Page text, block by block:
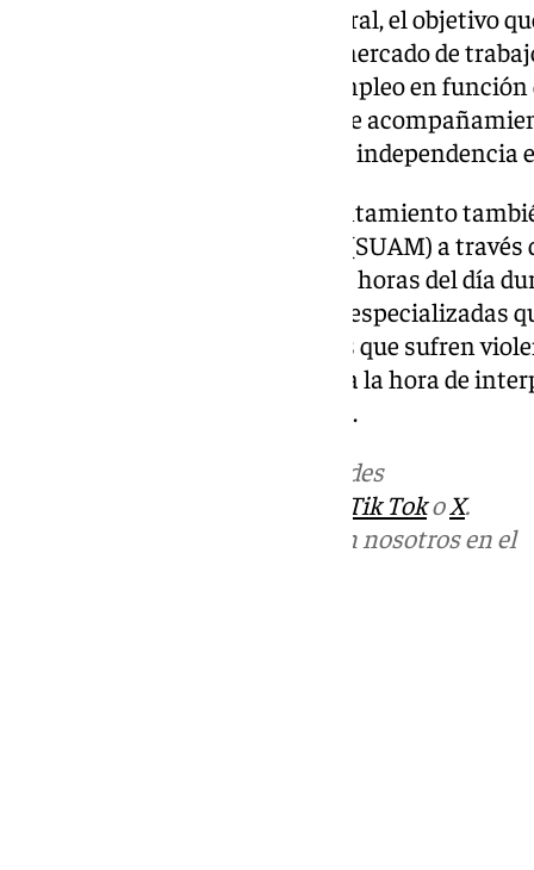
En cuanto a la orientación laboral, el objetivo
inserción de las mujeres en el mercado de
la formación profesional y el empleo en
profesional, así como a través de
puesto de trabajo y conseguir la independencia
En el ámbito municipal, el Ayuntamiento
de Atención Jurídica a Mujeres (SUAM) a
800 que están operativos las 24 horas del día
trata de un equipo de abogadas especializadas
acompañamiento a las mujeres que sufren
posteriores a la agresión y que, a la hora de
medidas de protección iniciales.
en las redes
Tik TokoX.
Puedes ponerte en contacto con nosotros en el